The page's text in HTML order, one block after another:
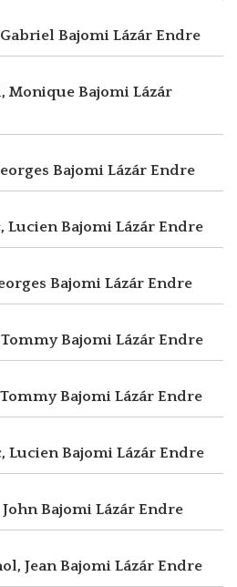
Gabriel Bajomi Lázár Endre
Monique Bajomi Lázár
Bajomi Lázár Endre
LucienBajomi Lázár Endre
Bajomi Lázár Endre
TommyBajomi Lázár Endre
TommyBajomi Lázár Endre
LucienBajomi Lázár Endre
JohnBajomi Lázár Endre
JeanBajomi Lázár Endre